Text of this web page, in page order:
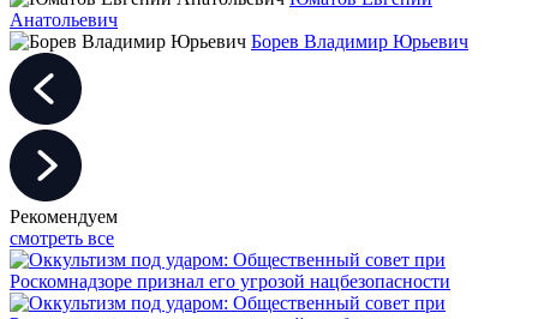
Анатольевич
Борев Владимир Юрьевич
Рекомендуем
смотреть все